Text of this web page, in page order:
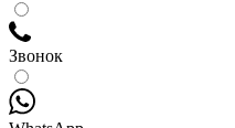
Звонок